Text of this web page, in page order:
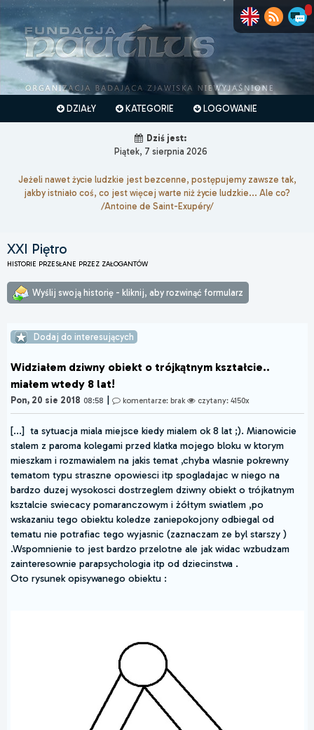
DZIAŁY KATEGORIE LOGOWANIE
Dziś jest:
Piątek, 7 sierpnia 2026
Jeżeli nawet życie ludzkie jest bezcenne, postępujemy zawsze tak,
jakby istniało coś, co jest więcej warte niż życie ludzkie... Ale co?
/Antoine de Saint-Exupéry/
XXI Piętro
HISTORIE PRZESŁANE PRZEZ ZAŁOGANTÓW
Wyślij swoją historię - kliknij, aby rozwinąć formularz
Dodaj do interesujących
Widziałem dziwny obiekt o trójkątnym kształcie..
miałem wtedy 8 lat!
Pon, 20 sie 2018 08:58 komentarze: brak czytany: 4150x
[...] ta sytuacja miala miejsce kiedy mialem ok 8 lat ;). Mianowicie
stalem z paroma kolegami przed klatka mojego bloku w ktorym
mieszkam i rozmawialem na jakis temat ,chyba wlasnie pokrewny
tematom typu straszne opowiesci itp spogladajac w niego na
bardzo duzej wysokosci dostrzeglem dziwny obiekt o trójkatnym
ksztalcie swiecacy pomaranczowym i żółtym swiatlem ,po
wskazaniu tego obiektu koledze zaniepokojony odbiegal od
tematu nie potrafiac tego wyjasnic (zaznaczam ze byl starszy )
.Wspomnienie to jest bardzo przelotne ale jak widac wzbudzam
zainteresownie parapsychologia itp od dziecinstwa .
Oto rysunek opisywanego obiektu :